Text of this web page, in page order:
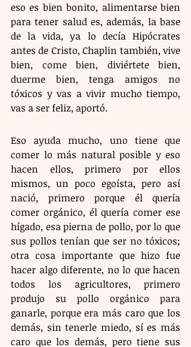
eso es bien bonito, alimentarse bien
para tener salud es, además, la base
de la vida, ya lo decía Hipócrates
antes de Cristo, Chaplin también, vive
bien, come bien, diviértete bien,
duerme bien, tenga amigos no
tóxicos y vas a vivir mucho tiempo,
vas a ser feliz, aportó.
Eso ayuda mucho, uno tiene que
comer lo más natural posible y eso
hacen ellos, primero por ellos
mismos, un poco egoísta, pero así
nació, primero porque él quería
comer orgánico, él quería comer ese
hígado, esa pierna de pollo, por lo que
sus pollos tenían que ser no tóxicos;
otra cosa importante que hizo fue
hacer algo diferente, no lo que hacen
todos los agricultores, primero
produjo su pollo orgánico para
ganarle, porque era más caro que los
demás, sin tenerle miedo, sí es más
caro que los demás, pero tiene sus